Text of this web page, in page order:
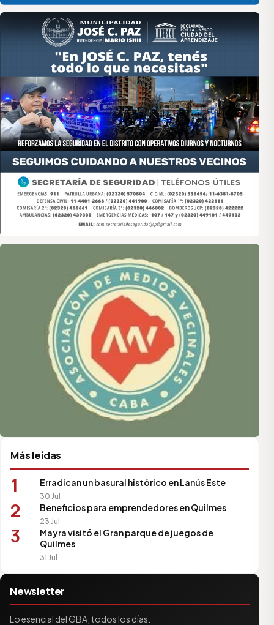
Asociación de Medios Vecinales
Más leídas
1 Erradican un basural histórico en Lanús Este
30 Jul
2 Beneficios para emprendedores en Quilmes
23 Jul
3
Mayra visitó el Gran parque de juegos de
Quilmes
31 Jul
Newsletter
Lo esencial del GBA, todos los días.